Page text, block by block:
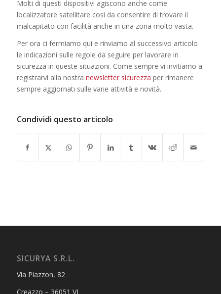
Molti di questi dispositivi agiscono anche come
localizzatore satellitare così da consentire di trovare il
malcapitato con facilità anche in una zona molto vasta.
Per ora ci fermiamo qui e rinviamo al successivo articolo
le indicazioni sulle regole da seguire per lavorare in
sicurezza in queste situazioni. Come sempre vi invitiamo a
registrarvi alla nostra newsletter sicurezza per rimanere
sempre aggiornati sulle varie attività e novità.
Condividi questo articolo
SICURYA S.R.L.
Via Piazzon, 82
Creazzo – 36051 VI